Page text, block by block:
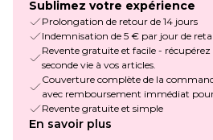
Sublimez votre expérience
Prolongation de retour de 14 jours
Indemnisation de 5 € par jour de
Revente gratuite et facile -
seconde vie à vos articles.
Couverture complète de la
avec remboursement immédiat
Revente gratuite et simple
En savoir plus